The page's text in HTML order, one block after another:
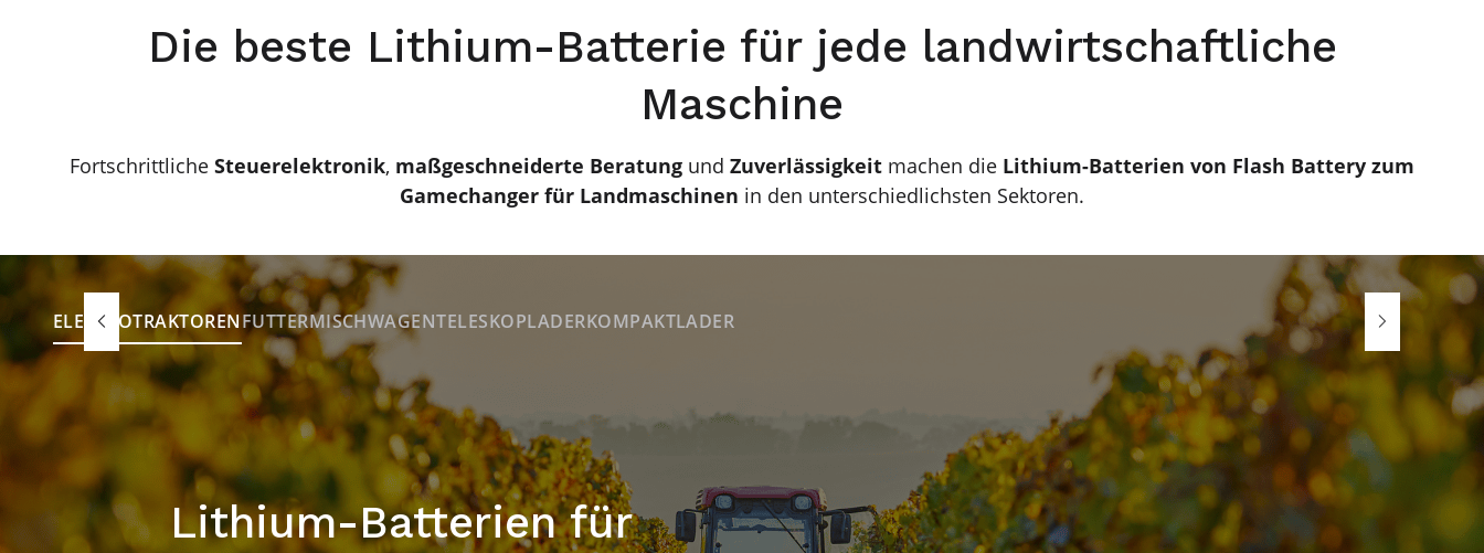
Die beste Lithium-Batterie für jede landwirtschaftliche
Maschine
Fortschrittliche Steuerelektronik, maßgeschneiderte Beratung und Zuverlässigkeit machen die Lithium-Batterien von Flash Battery zum
Gamechanger für Landmaschinen in den unterschiedlichsten Sektoren.
ELEKTROTRAKTORENFUTTERMISCHWAGENTELESKOPLADERKOMPAKTLADER
Lithium-Batterien für